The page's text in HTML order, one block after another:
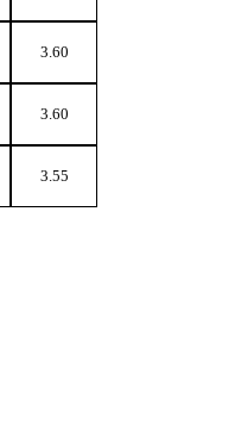
3.60
3.60
3.55